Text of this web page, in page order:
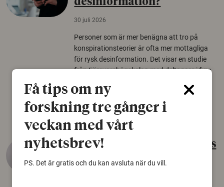
desinformation?
30 juli 2026
Personer som är mer benägna att tro på
konspirationsteorier är ofta mer mottagliga
för rysk desinformation. Det visar en studie
från Försvarshögskolan med deltagare i fyra
Säkerhetspolitik
Gammalt skinn var Sveriges
äldsta sko
Få tips om ny
forskning tre gånger i
veckan med vårt
nyhetsbrev!
PS. Det är gratis och du kan avsluta när du vill.